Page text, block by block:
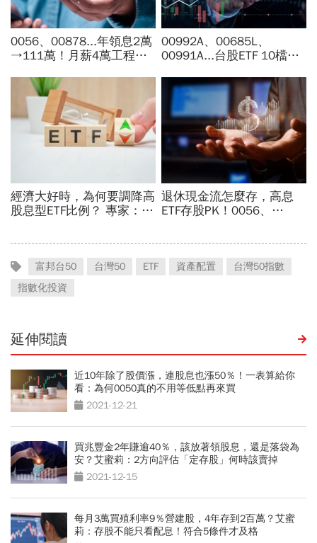
富邦台50 台灣50 ETF 資產配置
台灣50指數
指數化投資
延伸閱讀
近10年除了股價漲，連股息也漲50％！一表算給你
看：為何0050真的不用等低點再來買
2021-12-21
買兆豐金2年賺逾40％，該放著領股息，還是落袋為
安？艾蜜莉：2方向評估「定存股」何時該賣掉
2021-12-15
每月3萬買殖利率9％營建股，4年存到2百萬？艾蜜
莉：存股不能只看配息！符合5條件才及格